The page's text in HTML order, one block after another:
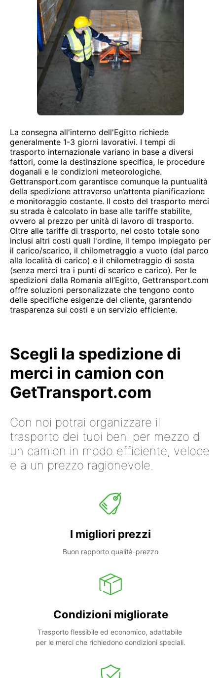
La consegna all'interno dell'Egitto richiede
generalmente 1-3 giorni lavorativi. I tempi di
trasporto internazionale variano in base a diversi
fattori, come la destinazione specifica, le procedure
doganali e le condizioni meteorologiche.
Gettransport.com garantisce comunque la puntualità
della spedizione attraverso un’attenta pianificazione
e monitoraggio costante. Il costo del trasporto merci
su strada è calcolato in base alle tariffe stabilite,
ovvero al prezzo per unità di lavoro di trasporto.
Oltre alle tariffe di trasporto, nel costo totale sono
inclusi altri costi quali l'ordine, il tempo impiegato per
il carico/scarico, il chilometraggio a vuoto (dal parco
alla località di carico) e il chilometraggio di sosta
(senza merci tra i punti di scarico e carico). Per le
spedizioni dalla Romania all’Egitto, Gettransport.com
offre soluzioni personalizzate che tengono conto
delle specifiche esigenze del cliente, garantendo
trasparenza sui costi e un servizio efficiente.
Scegli la spedizione di
merci in camion con
GetTransport.com
Con noi potrai organizzare il
trasporto dei tuoi beni per mezzo di
un camion in modo efficiente, veloce
e a un prezzo ragionevole.
I migliori prezzi
Buon rapporto qualità-prezzo
Condizioni migliorate
Trasporto flessibile ed economico, adattabile
per le merci che richiedono condizioni speciali.